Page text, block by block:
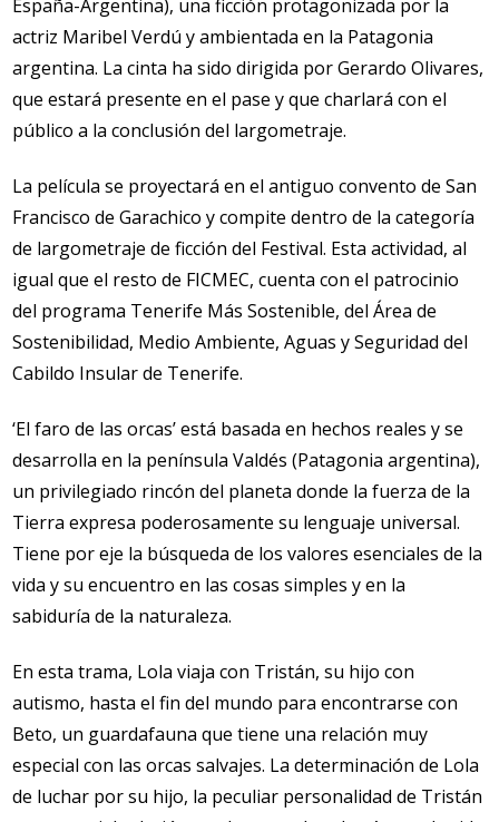
España-Argentina), una ficción protagonizada por la
actriz Maribel Verdú y ambientada en la Patagonia
argentina. La cinta ha sido dirigida por Gerardo Olivares,
que estará presente en el pase y que charlará con el
público a la conclusión del largometraje.
La película se proyectará en el antiguo convento de San
Francisco de Garachico y compite dentro de la categoría
de largometraje de ficción del Festival. Esta actividad, al
igual que el resto de FICMEC, cuenta con el patrocinio
del programa Tenerife Más Sostenible, del Área de
Sostenibilidad, Medio Ambiente, Aguas y Seguridad del
Cabildo Insular de Tenerife.
‘El faro de las orcas’ está basada en hechos reales y se
desarrolla en la península Valdés (Patagonia argentina),
un privilegiado rincón del planeta donde la fuerza de la
Tierra expresa poderosamente su lenguaje universal.
Tiene por eje la búsqueda de los valores esenciales de la
vida y su encuentro en las cosas simples y en la
sabiduría de la naturaleza.
En esta trama, Lola viaja con Tristán, su hijo con
autismo, hasta el fin del mundo para encontrarse con
Beto, un guardafauna que tiene una relación muy
especial con las orcas salvajes. La determinación de Lola
de luchar por su hijo, la peculiar personalidad de Tristán